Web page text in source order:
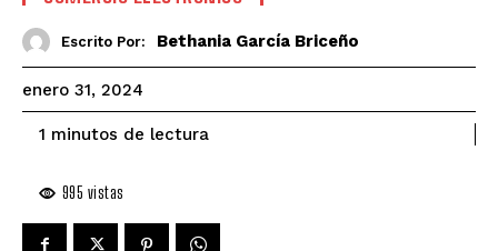
Escrito Por: Bethania García Briceño
enero 31, 2024
1 minutos de lectura
995 vistas